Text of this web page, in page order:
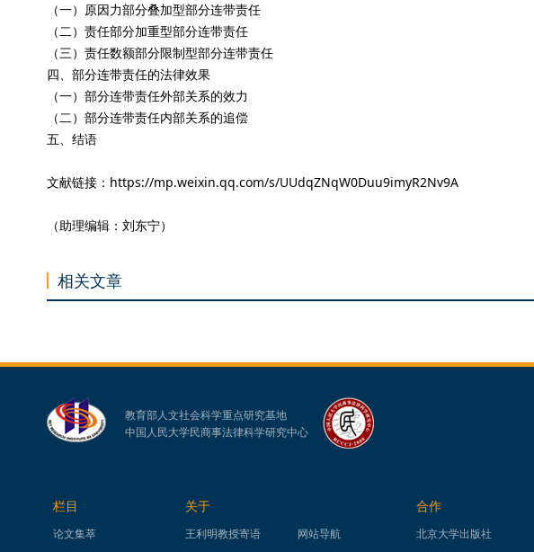
（一）原因力部分叠加型部分连带责任
（二）责任部分加重型部分连带责任
（三）责任数额部分限制型部分连带责任
四、部分连带责任的法律效果
（一）部分连带责任外部关系的效力
（二）部分连带责任内部关系的追偿
五、结语
文献链接：https://mp.weixin.qq.com/s/UUdqZNqW0Duu9imyR2Nv9A
（助理编辑：刘东宁）
相关文章
教育部人文社会科学重点研究基地
中国人民大学民商事法律科学研究中心
栏目
论文集萃
关于
王利明教授寄语 网站导航
合作
北京大学出版社